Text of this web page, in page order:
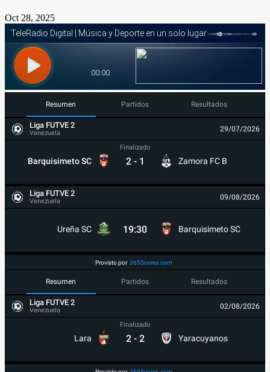
Oct 28, 2025
Resumen Partidos Resultados
Liga FUTVE 2
Venezuela 29/07/2026
Barquisimeto SC
Finalizado
2 - 1 Zamora FC B
Liga FUTVE 2
Venezuela 09/08/2026
Ureña SC 19:30 Barquisimeto SC
Provisto por 365Scores.com
Resumen Partidos Resultados
Liga FUTVE 2
Venezuela 02/08/2026
Lara
Finalizado
2 - 2 Yaracuyanos